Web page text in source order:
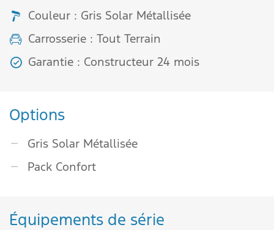
Couleur : Gris Solar Métallisée
Carrosserie : Tout Terrain
Garantie : Constructeur 24 mois
Options
Gris Solar Métallisée
Pack Confort
Équipements de série